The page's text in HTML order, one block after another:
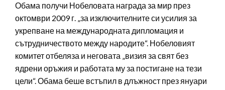
Обама получи Нобеловата награда за мир през
октомври 2009 г. „за изключителните си усилия за
укрепване на международната дипломация и
сътрудничеството между народите“. Нобеловият
комитет отбеляза и неговата „визия за свят без
ядрени оръжия и работата му за постигане на тези
цели“. Обама беше встъпил в длъжност през януари